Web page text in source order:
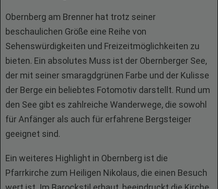
Obernberg am Brenner hat trotz seiner
beschaulichen Größe eine Reihe von
Sehenswürdigkeiten und Freizeitmöglichkeiten zu
bieten. Ein absolutes Muss ist der Obernberger See,
der mit seiner smaragdgrünen Farbe und der Kulisse
der Berge ein beliebtes Fotomotiv darstellt. Rund um
den See gibt es zahlreiche Wanderwege, die sowohl
für Anfänger als auch für erfahrene Bergsteiger
geeignet sind.
Ein weiteres Highlight in Obernberg ist die
Pfarrkirche zum Heiligen Nikolaus, die einen Besuch